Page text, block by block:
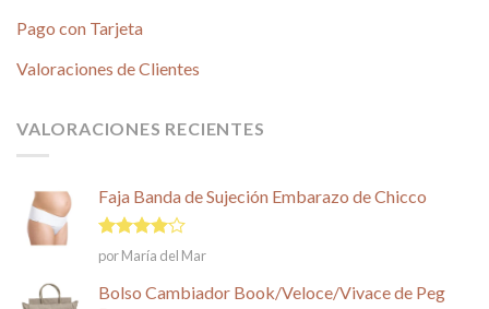
Pago con Tarjeta
Valoraciones de Clientes
VALORACIONES RECIENTES
Faja Banda de Sujeción Embarazo de Chicco
Valorado
en
5
por María del Mar
Bolso Cambiador Book/Veloce/Vivace de Peg